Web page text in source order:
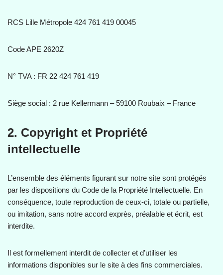
RCS Lille Métropole 424 761 419 00045
Code APE 2620Z
N° TVA : FR 22 424 761 419
Siège social : 2 rue Kellermann – 59100 Roubaix – France
2. Copyright et Propriété
intellectuelle
L’ensemble des éléments figurant sur notre site sont protégés
par les dispositions du Code de la Propriété Intellectuelle. En
conséquence, toute reproduction de ceux-ci, totale ou partielle,
ou imitation, sans notre accord exprès, préalable et écrit, est
interdite.
Il est formellement interdit de collecter et d’utiliser les
informations disponibles sur le site à des fins commerciales.